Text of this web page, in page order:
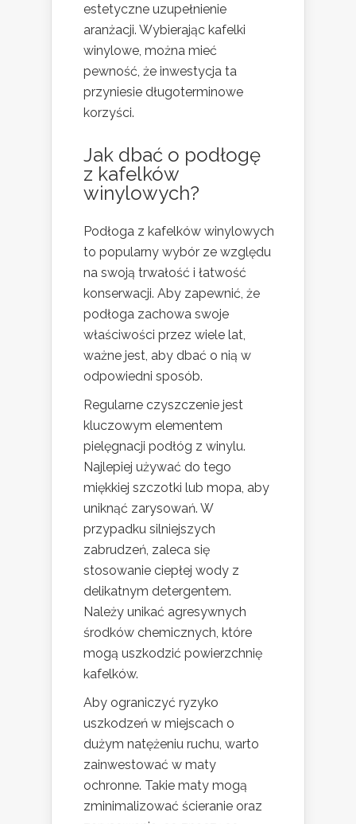
estetyczne uzupełnienie
aranżacji. Wybierając kafelki
winylowe, można mieć
pewność, że inwestycja ta
przyniesie długoterminowe
korzyści.
Jak dbać o podłogę
z kafelków
winylowych?
Podłoga z kafelków winylowych
to popularny wybór ze względu
na swoją trwałość i łatwość
konserwacji. Aby zapewnić, że
podłoga zachowa swoje
właściwości przez wiele lat,
ważne jest, aby dbać o nią w
odpowiedni sposób.
Regularne czyszczenie jest
kluczowym elementem
pielęgnacji podłóg z winylu.
Najlepiej używać do tego
miękkiej szczotki lub mopa, aby
uniknąć zarysowań. W
przypadku silniejszych
zabrudzeń, zaleca się
stosowanie ciepłej wody z
delikatnym detergentem.
Należy unikać agresywnych
środków chemicznych, które
mogą uszkodzić powierzchnię
kafelków.
Aby ograniczyć ryzyko
uszkodzeń w miejscach o
dużym natężeniu ruchu, warto
zainwestować w maty
ochronne. Takie maty mogą
zminimalizować ścieranie oraz